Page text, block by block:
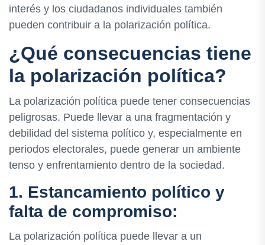
interés y los ciudadanos individuales también
pueden contribuir a la polarización política.
¿Qué consecuencias tiene
la polarización política?
La polarización política puede tener consecuencias
peligrosas. Puede llevar a una fragmentación y
debilidad del sistema político y, especialmente en
periodos electorales, puede generar un ambiente
tenso y enfrentamiento dentro de la sociedad.
1. Estancamiento político y
falta de compromiso:
La polarización política puede llevar a un